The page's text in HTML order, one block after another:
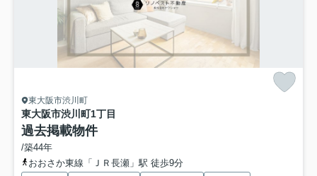
東大阪市渋川町
東大阪市渋川町1丁目
過去掲載物件
/築44年
おおさか東線「ＪＲ長瀬」駅 徒歩9分